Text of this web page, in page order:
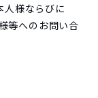
人様ならびに
等へのお問い合